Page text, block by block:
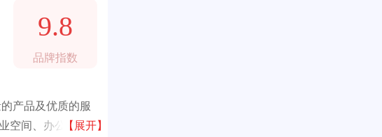
9.8
品牌指数
产品及优质的服
空间、办公大厦
【展开】